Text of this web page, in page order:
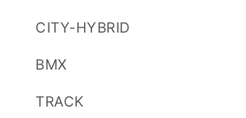
CITY-HYBRID
BMX
TRACK